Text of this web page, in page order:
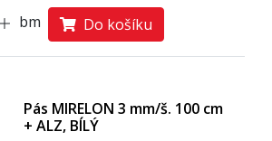
bm
Do košíku
Pás MIRELON 3 mm/š. 100 cm
+ ALZ, BÍLÝ